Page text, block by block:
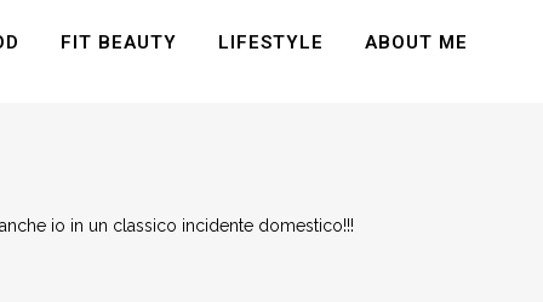
FIT BEAUTY LIFESTYLE ABOUT ME
io in un classico incidente domestico!!!